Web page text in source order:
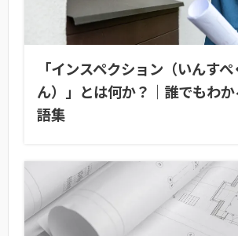
「インスペクション（いんすぺ
ん）」とは何か？｜誰でもわ
語集